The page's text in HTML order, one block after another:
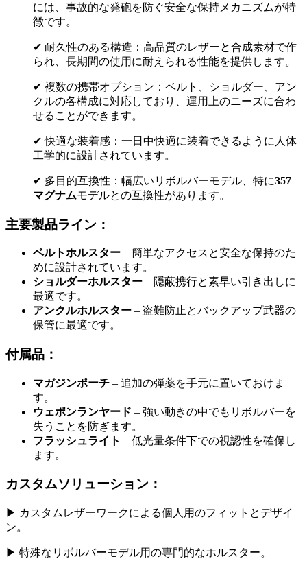
には、事故的な発砲を防ぐ安全な保持メカニズムが特
徴です。
✔ 耐久性のある構造：高品質のレザーと合成素材で作
られ、長期間の使用に耐えられる性能を提供します。
✔ 複数の携帯オプション：ベルト、ショルダー、アン
クルの各構成に対応しており、運用上のニーズに合わ
せることができます。
✔ 快適な装着感：一日中快適に装着できるように人体
工学的に設計されています。
✔ 多目的互換性：幅広いリボルバーモデル、特に357
マグナムモデルとの互換性があります。
主要製品ライン：
ベルトホルスター – 簡単なアクセスと安全な保持のた
めに設計されています。
ショルダーホルスター – 隠蔽携行と素早い引き出しに
最適です。
アンクルホルスター – 盗難防止とバックアップ武器の
保管に最適です。
付属品：
マガジンポーチ – 追加の弾薬を手元に置いておけま
す。
ウェポンランヤード – 強い動きの中でもリボルバーを
失うことを防ぎます。
フラッシュライト – 低光量条件下での視認性を確保し
ます。
カスタムソリューション：
▶ カスタムレザーワークによる個人用のフィットとデザイ
ン。
▶ 特殊なリボルバーモデル用の専門的なホルスター。